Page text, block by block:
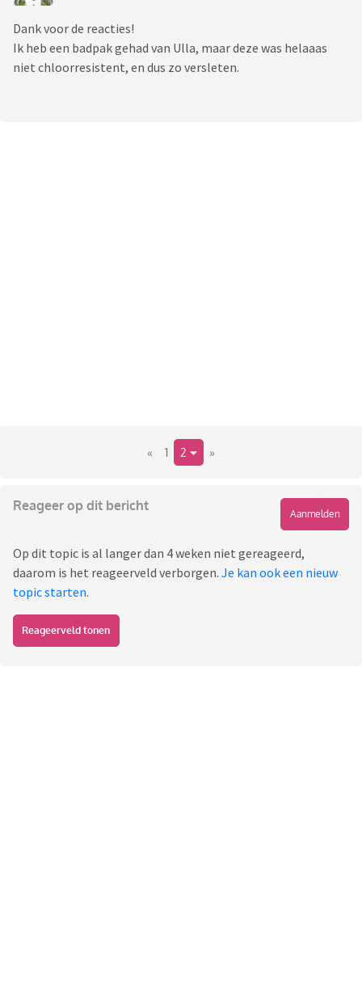
Dank voor de reacties!
Ik heb een badpak gehad van Ulla, maar deze was helaaas
niet chloorresistent, en dus zo versleten.
« 1 2 »
Reageer op dit bericht
Aanmelden
Op dit topic is al langer dan 4 weken niet gereageerd,
daarom is het reageerveld verborgen. Je kan ook een nieuw
topic starten.
Reageerveld tonen